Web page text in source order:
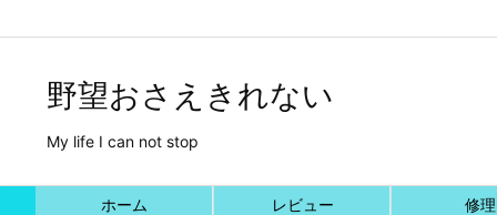
野望おさえきれない
My life I can not stop
ホーム レビュー 修理